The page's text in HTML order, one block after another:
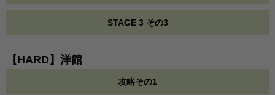
STAGE 3 その3
【HARD】洋館
攻略その1